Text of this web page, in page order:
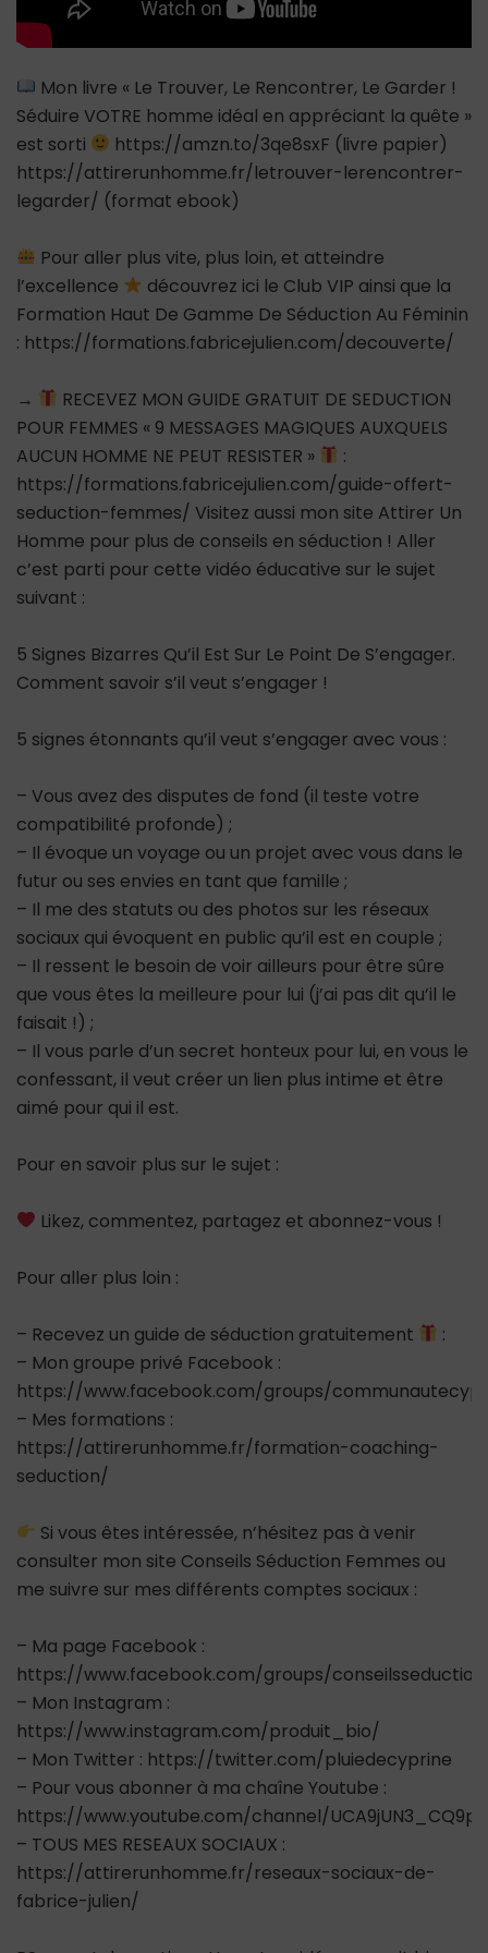
Mon livre « Le Trouver, Le Rencontrer, Le Garder !
Séduire VOTRE homme idéal en appréciant la quête »
est sorti
https://amzn.to/3qe8sxF (livre papier)
https://attirerunhomme.fr/letrouver-lerencontrer-
legarder/ (format ebook)
Pour aller plus vite, plus loin, et atteindre
l’excellence
découvrez ici le Club VIP ainsi que la
Formation Haut De Gamme De Séduction Au Féminin
: https://formations.fabricejulien.com/decouverte/
→
RECEVEZ MON GUIDE GRATUIT DE SEDUCTION
POUR FEMMES « 9 MESSAGES MAGIQUES AUXQUELS
AUCUN HOMME NE PEUT RESISTER »
:
https://formations.fabricejulien.com/guide-offert-
seduction-femmes/ Visitez aussi mon site Attirer Un
Homme pour plus de conseils en séduction ! Aller
c’est parti pour cette vidéo éducative sur le sujet
suivant :
5 Signes Bizarres Qu’il Est Sur Le Point De S’engager.
Comment savoir s’il veut s’engager !
5 signes étonnants qu’il veut s’engager avec vous :
– Vous avez des disputes de fond (il teste votre
compatibilité profonde) ;
– Il évoque un voyage ou un projet avec vous dans le
futur ou ses envies en tant que famille ;
– Il me des statuts ou des photos sur les réseaux
sociaux qui évoquent en public qu’il est en couple ;
– Il ressent le besoin de voir ailleurs pour être sûre
que vous êtes la meilleure pour lui (j’ai pas dit qu’il le
faisait !) ;
– Il vous parle d’un secret honteux pour lui, en vous le
confessant, il veut créer un lien plus intime et être
aimé pour qui il est.
Pour en savoir plus sur le sujet :
Likez, commentez, partagez et abonnez-vous !
Pour aller plus loin :
– Recevez un guide de séduction gratuitement
:
– Mon groupe privé Facebook :
https://www.facebook.com/groups/
– Mes formations :
https://attirerunhomme.fr/formation-coaching-
seduction/
Si vous êtes intéressée, n’hésitez pas à venir
consulter mon site Conseils Séduction Femmes ou
me suivre sur mes différents comptes sociaux :
– Ma page Facebook :
https://www.facebook.com/groups/
– Mon Instagram :
https://www.instagram.com/produit_bio/
– Mon Twitter : https://twitter.com/pluiedecyprine
– Pour vous abonner à ma chaîne Youtube :
https://www.youtube.com/channel/
– TOUS MES RESEAUX SOCIAUX :
https://attirerunhomme.fr/reseaux-sociaux-de-
fabrice-julien/